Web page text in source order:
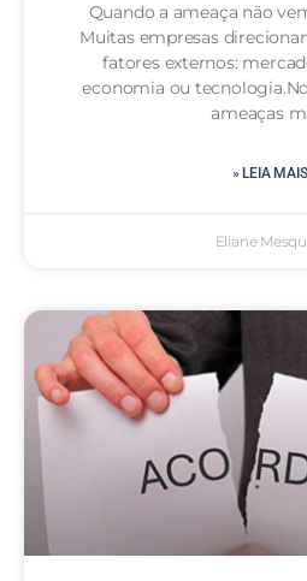
Quando a ameaça não
Muitas empresas
fatores externos:
economia ou
ameaças
» LEIA MAIS
Eliane